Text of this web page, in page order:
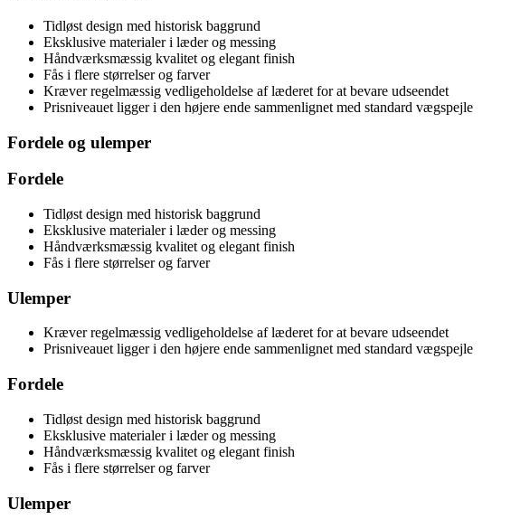
Tidløst design med historisk baggrund
Eksklusive materialer i læder og messing
Håndværksmæssig kvalitet og elegant finish
Fås i flere størrelser og farver
Kræver regelmæssig vedligeholdelse af læderet for at bevare udseendet
Prisniveauet ligger i den højere ende sammenlignet med standard vægspejle
Fordele og ulemper
Fordele
Tidløst design med historisk baggrund
Eksklusive materialer i læder og messing
Håndværksmæssig kvalitet og elegant finish
Fås i flere størrelser og farver
Ulemper
Kræver regelmæssig vedligeholdelse af læderet for at bevare udseendet
Prisniveauet ligger i den højere ende sammenlignet med standard vægspejle
Fordele
Tidløst design med historisk baggrund
Eksklusive materialer i læder og messing
Håndværksmæssig kvalitet og elegant finish
Fås i flere størrelser og farver
Ulemper